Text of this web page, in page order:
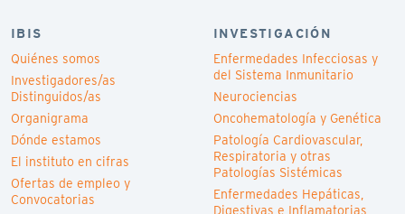
IBIS
Quiénes somos
Investigadores/as
Distinguidos/as
Organigrama
Dónde estamos
El instituto en cifras
Ofertas de empleo y
Convocatorias
INVESTIGACIÓN
Enfermedades Infecciosas y
del Sistema Inmunitario
Neurociencias
Oncohematología y Genética
Patología Cardiovascular,
Respiratoria y otras
Patologías Sistémicas
Enfermedades Hepáticas,
Digestivas e Inflamatorias